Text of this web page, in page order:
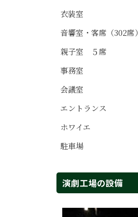
衣装室
音響室・客席（302席）
親子室 ５席
事務室
会議室
エントランス
ホワイエ
駐車場
演劇工場の設備